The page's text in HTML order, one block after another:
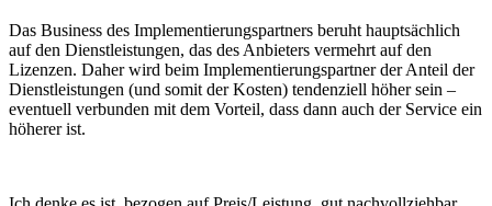
Das Business des Implementierungspartners beruht hauptsächlich
auf den Dienstleistungen, das des Anbieters vermehrt auf den
Lizenzen. Daher wird beim Implementierungspartner der Anteil der
Dienstleistungen (und somit der Kosten) tendenziell höher sein –
eventuell verbunden mit dem Vorteil, dass dann auch der Service ein
höherer ist.